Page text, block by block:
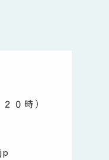
０時）